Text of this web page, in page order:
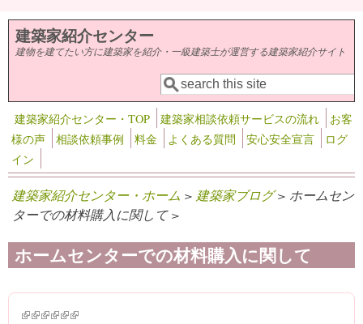
メインコンテンツに移動
建築家紹介センター
建物を建てたい方に建築家を紹介・一級建築士が運営する建築家紹介サイト
検索フォーム
検索
建築家紹介センター・TOP 建築家相談依頼サービスの流れ
お客
様の声
相談依頼事例 料金 よくある質問 安心安全宣言
ログ
イン
建築家紹介センター・ホーム > 建築家ブログ> ホームセン
ターでの材料購入に関して >
ホームセンターでの材料購入に関して
(link is external)
(link is external)
(link is external)
(link is external)
(link is external)
(link is external)